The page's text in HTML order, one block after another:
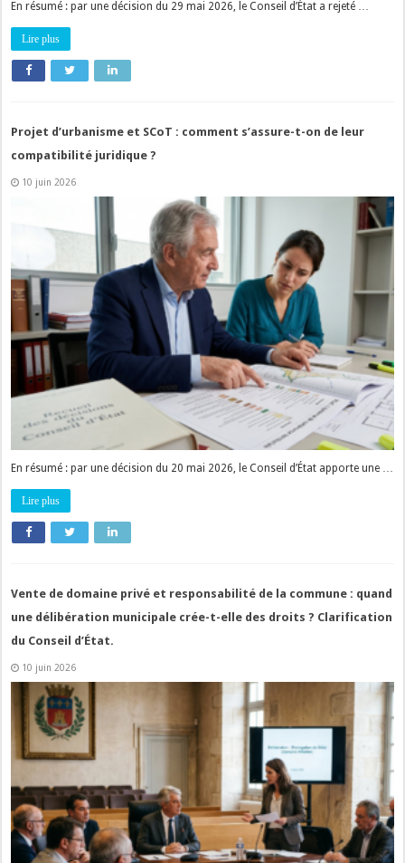
En résumé : par une décision du 29 mai 2026, le Conseil d’État a rejeté …
Lire plus
Projet d’urbanisme et SCoT : comment s’assure-t-on de leur
compatibilité juridique ?
10 juin 2026
En résumé : par une décision du 20 mai 2026, le Conseil d’État apporte une …
Lire plus
Vente de domaine privé et responsabilité de la commune : quand
une délibération municipale crée-t-elle des droits ? Clarification
du Conseil d’État.
10 juin 2026